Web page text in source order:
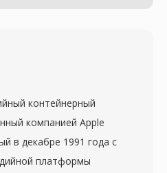
контейнерный
компанией Apple
в декабре 1991 года с
платформы